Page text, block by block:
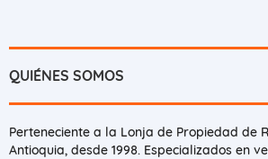
QUIÉNES SOMOS
Perteneciente a la Lonja de Propiedad de
Antioquia, desde 1998. Especializados en